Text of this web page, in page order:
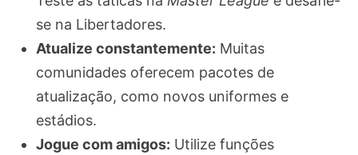
se na Libertadores.
Atualize constantemente: Muitas
comunidades oferecem pacotes de
atualização, como novos uniformes e
estádios.
Jogue com amigos: Utilize funções